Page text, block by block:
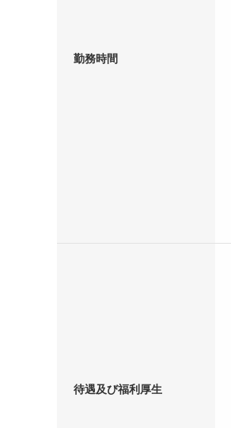
勤務時間
待遇及び福利厚生